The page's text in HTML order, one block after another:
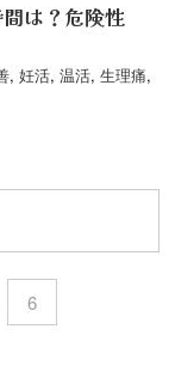
は？危険性
, 妊活, 温活, 生理痛,
6